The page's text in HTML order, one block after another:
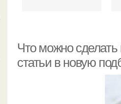
Что можно
статьи в новую